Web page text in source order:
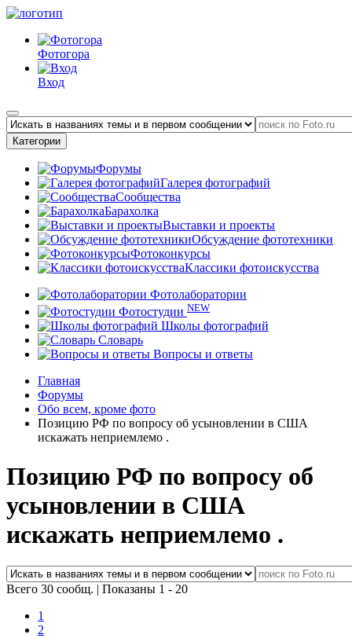
Фотогора
Вход
Категории
Форумы
Галерея фотографий
Сообщества
Барахолка
Выставки и проекты
Обсуждение фототехники
Фотоконкурсы
Классики фотоискусства
Фотолаборатории
Фотостудии NEW
Школы фотографий
Словарь
Вопросы и ответы
Главная
Форумы
Обо всем, кроме фото
Позицию РФ по вопросу об усыновлении в США
искажать неприемлемо .
Позицию РФ по вопросу об
усыновлении в США
искажать неприемлемо .
Всего 30 сообщ. | Показаны 1 - 20
1
2